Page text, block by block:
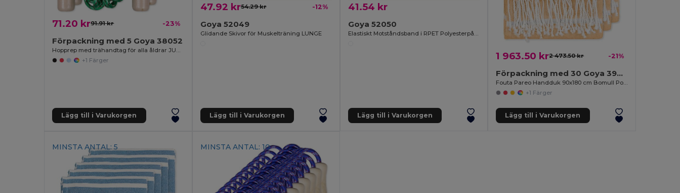
71.20 kr91.91 kr -23%
Förpackning med 5 Goya 38052
Hopprep med trähandtag för alla åldrar JUMP
+1 Färger
Lägg till i Varukorgen
47.92 kr54.29 kr -12%
Goya 52049
Glidande Skivor för Muskelträning LUNGE
Lägg till i Varukorgen
41.54 kr
Goya 52050
Lägg till i Varukorgen
1 963.50 kr2 473.50 kr -21%
Förpackning med 30 Goya 39000
+1 Färger
Lägg till i Varukorgen
MINSTA ANTAL: 5 MINSTA ANTAL: 10